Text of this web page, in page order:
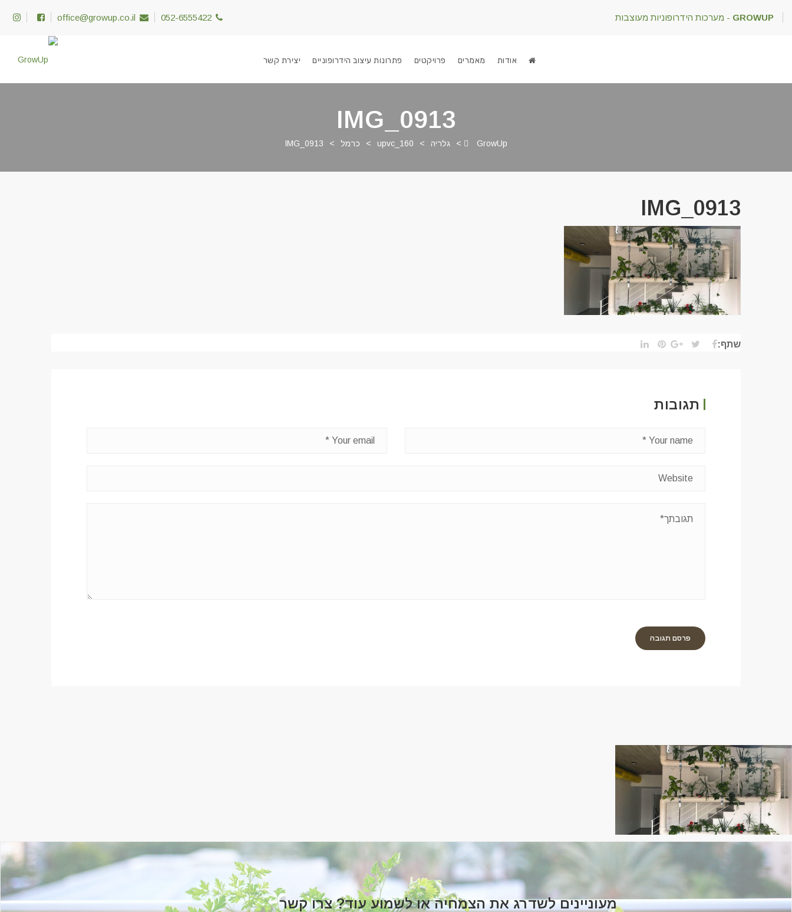
office@growup.co.il 052-6555422 GROWUP - מערכות הידרופוניות מעוצבות
אודות מאמרים פרויקטים פתרונות עיצוב הידרופוניים יצירת קשר
IMG_0913
GrowUp
> גלריה >
upvc_160
> כרמל >
IMG_0913
IMG_0913
שתף:
תגובות
מעוניינים לשדרג את הצמחיה או לשמוע עוד? צרו קשר